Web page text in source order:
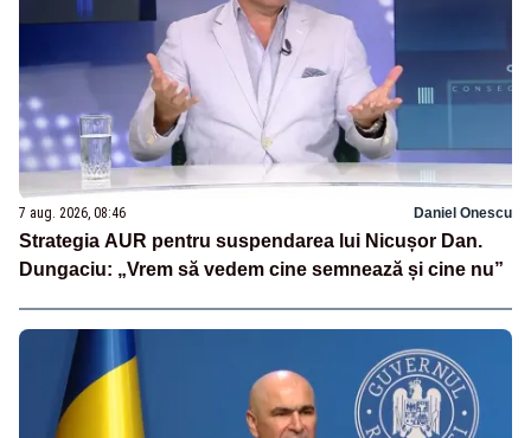
7 aug. 2026, 08:46 Daniel Onescu
Strategia AUR pentru suspendarea lui Nicușor Dan.
Dungaciu: „Vrem să vedem cine semnează și cine nu”